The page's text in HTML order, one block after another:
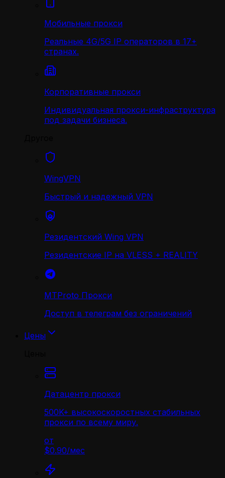
Мобильные прокси
Реальные 4G/5G IP операторов в 17+
странах.
Корпоративные прокси
Индивидуальная прокси-инфраструктура
под задачи бизнеса.
WingVPN
Быстрый и надежный VPN
Резидентский Wing VPN
Резидентские IP на VLESS + REALITY
MTProto Прокси
Доступ в телеграм без ограничений
Цены
Датацентр прокси
500K+ высокоскоростных стабильных
прокси по всему миру.
от
$0.90/мес